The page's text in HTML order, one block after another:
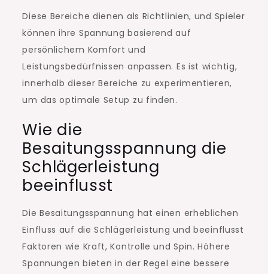
Diese Bereiche dienen als Richtlinien, und Spieler
können ihre Spannung basierend auf
persönlichem Komfort und
Leistungsbedürfnissen anpassen. Es ist wichtig,
innerhalb dieser Bereiche zu experimentieren,
um das optimale Setup zu finden.
Wie die
Besaitungsspannung die
Schlägerleistung
beeinflusst
Die Besaitungsspannung hat einen erheblichen
Einfluss auf die Schlägerleistung und beeinflusst
Faktoren wie Kraft, Kontrolle und Spin. Höhere
Spannungen bieten in der Regel eine bessere